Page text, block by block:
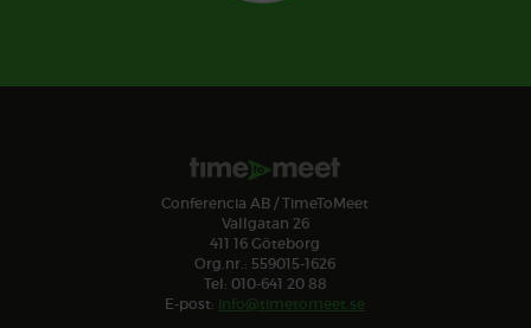
Conferencia AB / TimeToMeet
Vallgatan 26
411 16 Göteborg
Org.nr.: 559015-1626
Tel: 010-641 20 88
E-post: info@timetomeet.se